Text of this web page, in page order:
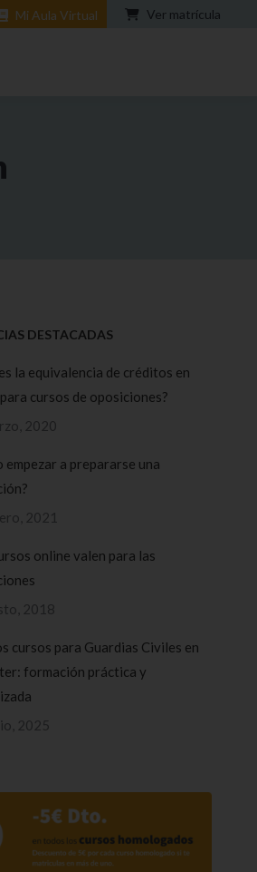
Mi Aula Virtual Ver matrícula
DESTACADAS
la equivalencia de créditos en
cursos de oposiciones?
2020
empezar a prepararse una
2021
online valen para las
2018
cursos para Guardias Civiles en
formación práctica y
2025